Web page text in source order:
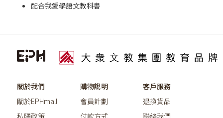
配合我愛學語文教科書
關於我們
關於EPHmall
購物說明
會員計劃
客戶服務
退換貨品